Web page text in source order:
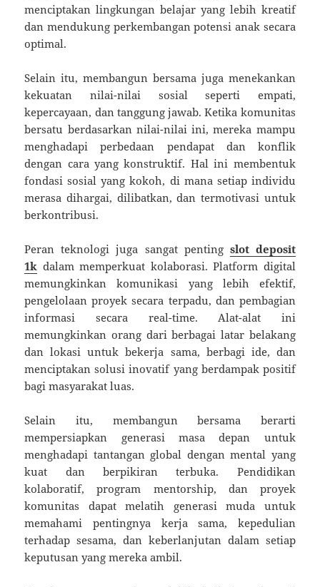
menciptakan lingkungan belajar yang lebih kreatif
dan mendukung perkembangan potensi anak secara
optimal.
Selain itu, membangun bersama juga menekankan
kekuatan nilai-nilai sosial seperti empati,
kepercayaan, dan tanggung jawab. Ketika komunitas
bersatu berdasarkan nilai-nilai ini, mereka mampu
menghadapi perbedaan pendapat dan konflik
dengan cara yang konstruktif. Hal ini membentuk
fondasi sosial yang kokoh, di mana setiap individu
merasa dihargai, dilibatkan, dan termotivasi untuk
berkontribusi.
Peran teknologi juga sangat penting slot deposit
1k dalam memperkuat kolaborasi. Platform digital
memungkinkan komunikasi yang lebih efektif,
pengelolaan proyek secara terpadu, dan pembagian
informasi secara real-time. Alat-alat ini
memungkinkan orang dari berbagai latar belakang
dan lokasi untuk bekerja sama, berbagi ide, dan
menciptakan solusi inovatif yang berdampak positif
bagi masyarakat luas.
Selain itu, membangun bersama berarti
mempersiapkan generasi masa depan untuk
menghadapi tantangan global dengan mental yang
kuat dan berpikiran terbuka. Pendidikan
kolaboratif, program mentorship, dan proyek
komunitas dapat melatih generasi muda untuk
memahami pentingnya kerja sama, kepedulian
terhadap sesama, dan keberlanjutan dalam setiap
keputusan yang mereka ambil.